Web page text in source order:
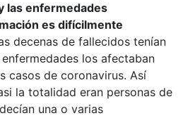
las enfermedades
es difícilmente
decenas de fallecidos tenían
los afectaban
casos de coronavirus. Así
la totalidad eran personas de
una o varias